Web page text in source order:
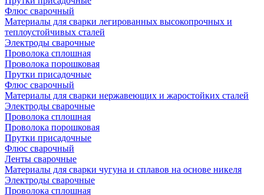
Флюс сварочный
Материалы для сварки легированных высокопрочных и
теплоустойчивых сталей
Электроды сварочные
Проволока сплошная
Проволока порошковая
Прутки присадочные
Флюс сварочный
Материалы для сварки нержавеющих и жаростойких сталей
Электроды сварочные
Проволока сплошная
Проволока порошковая
Прутки присадочные
Флюс сварочный
Ленты сварочные
Материалы для сварки чугуна и сплавов на основе никеля
Электроды сварочные
Проволока сплошная